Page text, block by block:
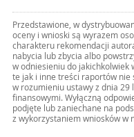
Przedstawione, w
oceny i wnioski są wyrazem
charakteru rekomendacji
nabycia lub zbycia albo
w odniesieniu do jakichkolwiek
te jak i inne treści raportów nie
w rozumieniu ustawy z dnia
finansowymi. Wyłączną
podjęte lub zaniechane na
z wykorzystaniem wniosków w